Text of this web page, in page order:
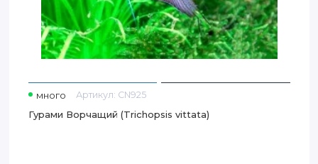
много Артикул: CN925
Гурами Ворчащий (Trichopsis vittata)